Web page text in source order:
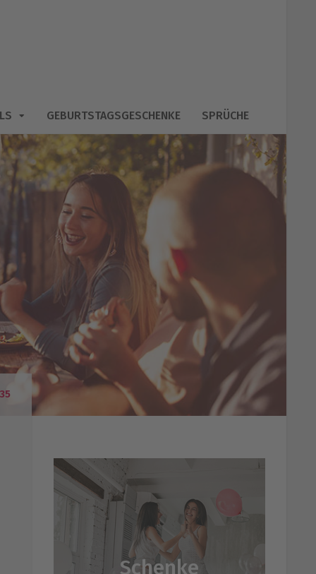
GEBURTSTAGSGESCHENKE SPRÜCHE
Schenke